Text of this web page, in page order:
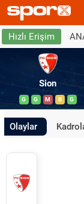
Hızlı Erişim
Sion
G G M B G
Olaylar